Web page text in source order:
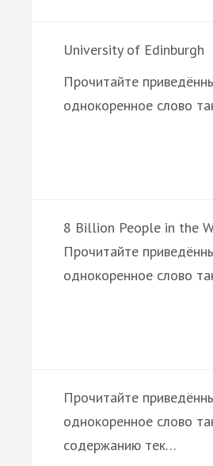
University of Edinburgh
Прочитайте
однокоренное слово
8 Billion People in the
Прочитайте
однокоренное слово
Прочитайте
однокоренное слово
содержанию тек…